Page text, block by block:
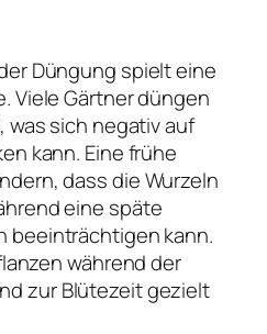
Düngung spielt eine
Viele Gärtner düngen
was sich negativ auf
kann. Eine frühe
dass die Wurzeln
eine späte
beeinträchtigen kann.
während der
zur Blütezeit gezielt